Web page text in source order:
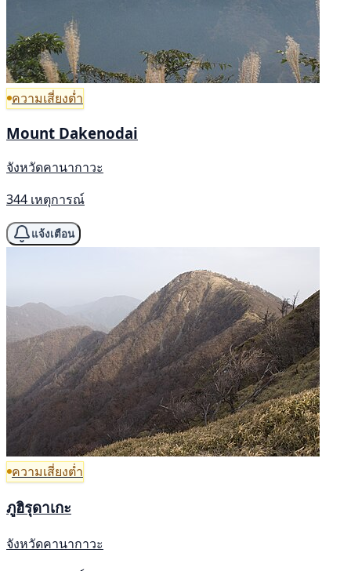
ความเสี่ยงต่ำ
Mount Dakenodai
จังหวัดคานากาวะ
344 เหตุการณ์
แจ้งเตือน
ความเสี่ยงต่ำ
ภูฮิรุดาเกะ
จังหวัดคานากาวะ